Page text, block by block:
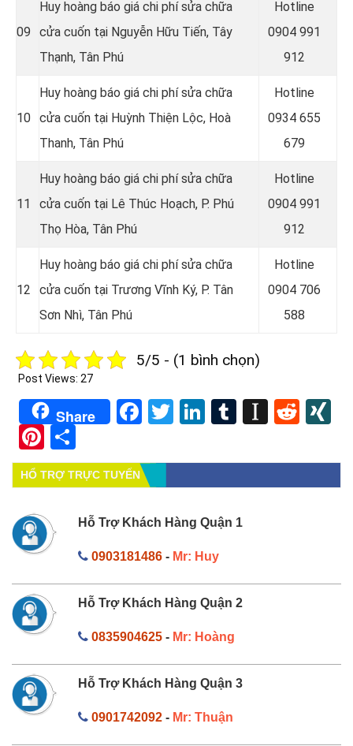
09
Huy hoàng báo giá chi phí sửa chữa
cửa cuốn tại Nguyễn Hữu Tiến, Tây
Thạnh, Tân Phú
Hotline
0904 991
912
10
Huy hoàng báo giá chi phí sửa chữa
cửa cuốn tại Huỳnh Thiện Lộc, Hoà
Thanh, Tân Phú
Hotline
0934 655
679
11
Huy hoàng báo giá chi phí sửa chữa
cửa cuốn tại Lê Thúc Hoạch, P. Phú
Thọ Hòa, Tân Phú
Hotline
0904 991
912
12
Huy hoàng báo giá chi phí sửa chữa
cửa cuốn tại Trương Vĩnh Ký, P. Tân
Sơn Nhì, Tân Phú
Hotline
0904 706
588
5/5 - (1 bình chọn)
Post Views: 27
Share Facebook
TwitterLinkedIn
Tumblr
Pinterest
HỔ TRỢ TRỰC TUYẾN
Hỗ Trợ Khách Hàng Quận 1
0903181486- Mr: Huy
Hỗ Trợ Khách Hàng Quận 2
0835904625- Mr: Hoàng
Hỗ Trợ Khách Hàng Quận 3
0901742092- Mr: Thuận